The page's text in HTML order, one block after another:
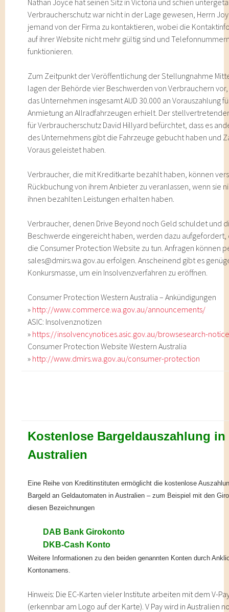
Nathan Joyce hat seinen Sitz in Victoria und schien
Verbraucherschutz war nicht in der Lage gewesen, Herrn
jemand von der Firma zu kontaktieren, wobei die
auf ihrer Website nicht mehr gültig sind und
funktionieren.
Zum Zeitpunkt der Veröffentlichung der Stellungnahme
lagen der Behörde vier Beschwerden von Verbrauchern
das Unternehmen insgesamt AUD 30.000 an Vorauszahlung
Anmietung an Allradfahrzeugen erhielt. Der
für Verbraucherschutz David Hillyard befürchtet, dass es
des Unternehmens gibt die Fahrzeuge gebucht haben und
Voraus geleistet haben.
Verbraucher, die mit Kreditkarte bezahlt haben, können
Rückbuchung von ihrem Anbieter zu veranlassen, wenn sie
ihnen bezahlten Leistungen erhalten haben.
Verbraucher, denen Drive Beyond noch Geld schuldet und
Beschwerde eingereicht haben, werden dazu aufgefordert,
die Consumer Protection Website zu tun. Anfragen können
sales@dmirs.wa.gov.au erfolgen. Anscheinend gibt es
Konkursmasse, um ein Insolvenzverfahren zu eröffnen.
Consumer Protection Western Australia – Ankündigungen
» http://www.commerce.wa.gov.au/announcements/
ASIC: Insolvenznotizen
» https://insolvencynotices.asic.gov.au/browsesearch-
Consumer Protection Website Western Australia
» http://www.dmirs.wa.gov.au/consumer-protection
Kostenlose Bargeldauszahlung in
Australien
Eine Reihe von Kreditinstituten ermöglicht die kostenlose
Bargeld an Geldautomaten in Australien – zum Beispiel mit den
diesen Bezeichnungen
DAB Bank Girokonto
DKB-Cash Konto
Weitere Informationen zu den beiden genannten Konten durch
Kontonamens.
Hinweis: Die EC-Karten vieler Institute arbeiten mit dem V-
(erkennbar am Logo auf der Karte). V Pay wird in Australien